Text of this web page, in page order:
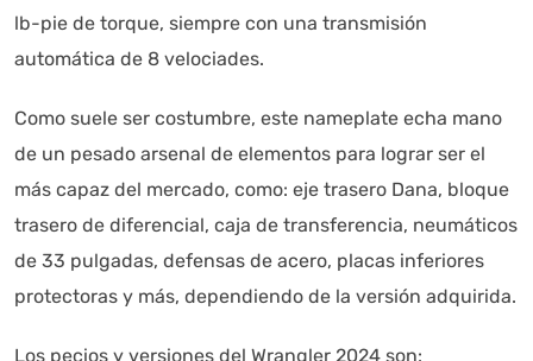
lb-pie de torque, siempre con una transmisión
automática de 8 velociades.
Como suele ser costumbre, este nameplate echa mano
de un pesado arsenal de elementos para lograr ser el
más capaz del mercado, como: eje trasero Dana, bloque
trasero de diferencial, caja de transferencia, neumáticos
de 33 pulgadas, defensas de acero, placas inferiores
protectoras y más, dependiendo de la versión adquirida.
Los pecios y versiones del Wrangler 2024 son: